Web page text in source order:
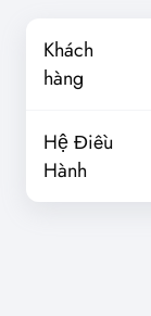
Khách
hàng
Hệ Điều
Hành